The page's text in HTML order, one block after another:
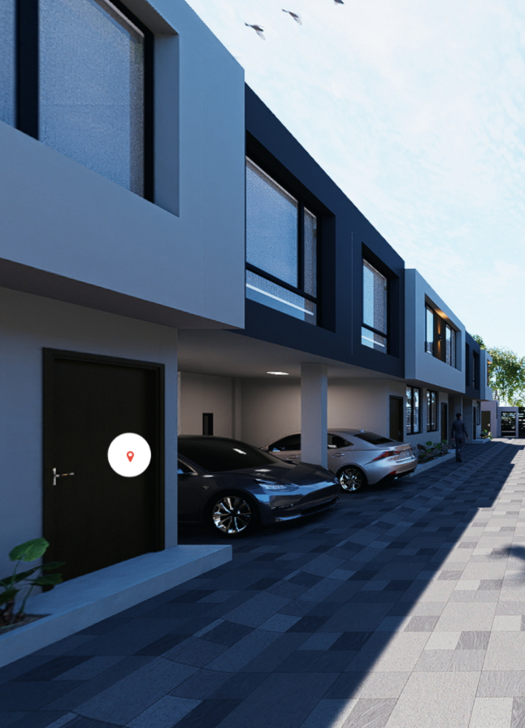
GERONA
¡Bienvenido a GERONA, el proyecto que re-define el estándar de vida! que te ofrece una
complementadas con una terraza para disfrutar momentos inolvidables. Con un área cubierta de
cocinas con desayunador te invitan a crear tus platos favoritos mientras compartes momentos
conveniencia. En GERONA, tu comodidad es nuestra prioridad. Con un garaje cubierto y la opción
necesidades. ¡Descubre el estilo de vida que mereces en GERONA!
Powered by Lapentor - the best Virtual Tour Software